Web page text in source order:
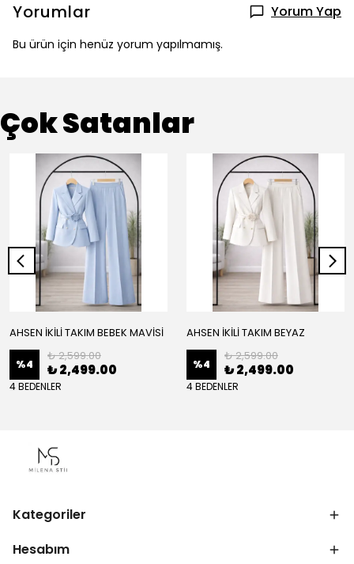
Yorumlar Yorum Yap
Bu ürün için henüz yorum yapılmamış.
Çok Satanlar
AHSEN İKİLİ TAKIM BEBEK MAVİSİ
%4
₺ 2,599.00
₺ 2,499.00
4 BEDENLER
AHSEN İKİLİ TAKIM BEYAZ
%4
₺ 2,599.00
₺ 2,499.00
4 BEDENLER
Kategoriler
Hesabım